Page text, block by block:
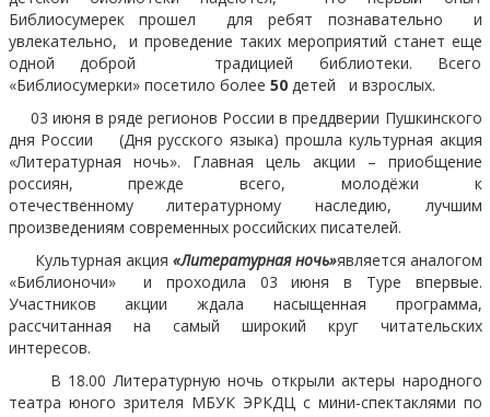
Библиосумерек прошел для ребят познавательно и
увлекательно, и проведение таких мероприятий станет еще
одной доброй традицией библиотеки. Всего
«Библиосумерки» посетило более 50 детей
и взрослых.
03 июня в ряде регионов России в преддверии Пушкинского
дня России (Дня русского языка) прошла культурная акция
«Литературная ночь». Главная цель акции – приобщение
россиян, прежде всего, молодёжи к
отечественному литературному наследию, лучшим
произведениям современных российских писателей.
Культурная акция «Литературная ночь»является аналогом
«Библионочи» и проходила 03 июня в Туре впервые.
Участников акции ждала насыщенная программа,
рассчитанная на самый широкий круг читательских
интересов.
В 18.00 Литературную ночь открыли актеры народного
театра юного зрителя МБУК ЭРКДЦ с мини-спектаклями по